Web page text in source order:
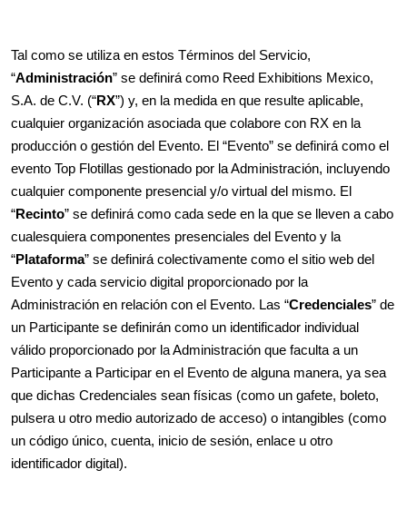
Tal como se utiliza en estos Términos del Servicio,
“Administración” se definirá como Reed Exhibitions Mexico,
S.A. de C.V. (“RX”) y, en la medida en que resulte aplicable,
cualquier organización asociada que colabore con RX en la
producción o gestión del Evento. El “Evento” se definirá como el
evento Top Flotillas gestionado por la Administración, incluyendo
cualquier componente presencial y/o virtual del mismo. El
“Recinto” se definirá como cada sede en la que se lleven a cabo
cualesquiera componentes presenciales del Evento y la
“Plataforma” se definirá colectivamente como el sitio web del
Evento y cada servicio digital proporcionado por la
Administración en relación con el Evento. Las “Credenciales” de
un Participante se definirán como un identificador individual
válido proporcionado por la Administración que faculta a un
Participante a Participar en el Evento de alguna manera, ya sea
que dichas Credenciales sean físicas (como un gafete, boleto,
pulsera u otro medio autorizado de acceso) o intangibles (como
un código único, cuenta, inicio de sesión, enlace u otro
identificador digital).